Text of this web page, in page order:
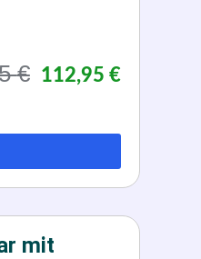
€ 112,95 €
mit